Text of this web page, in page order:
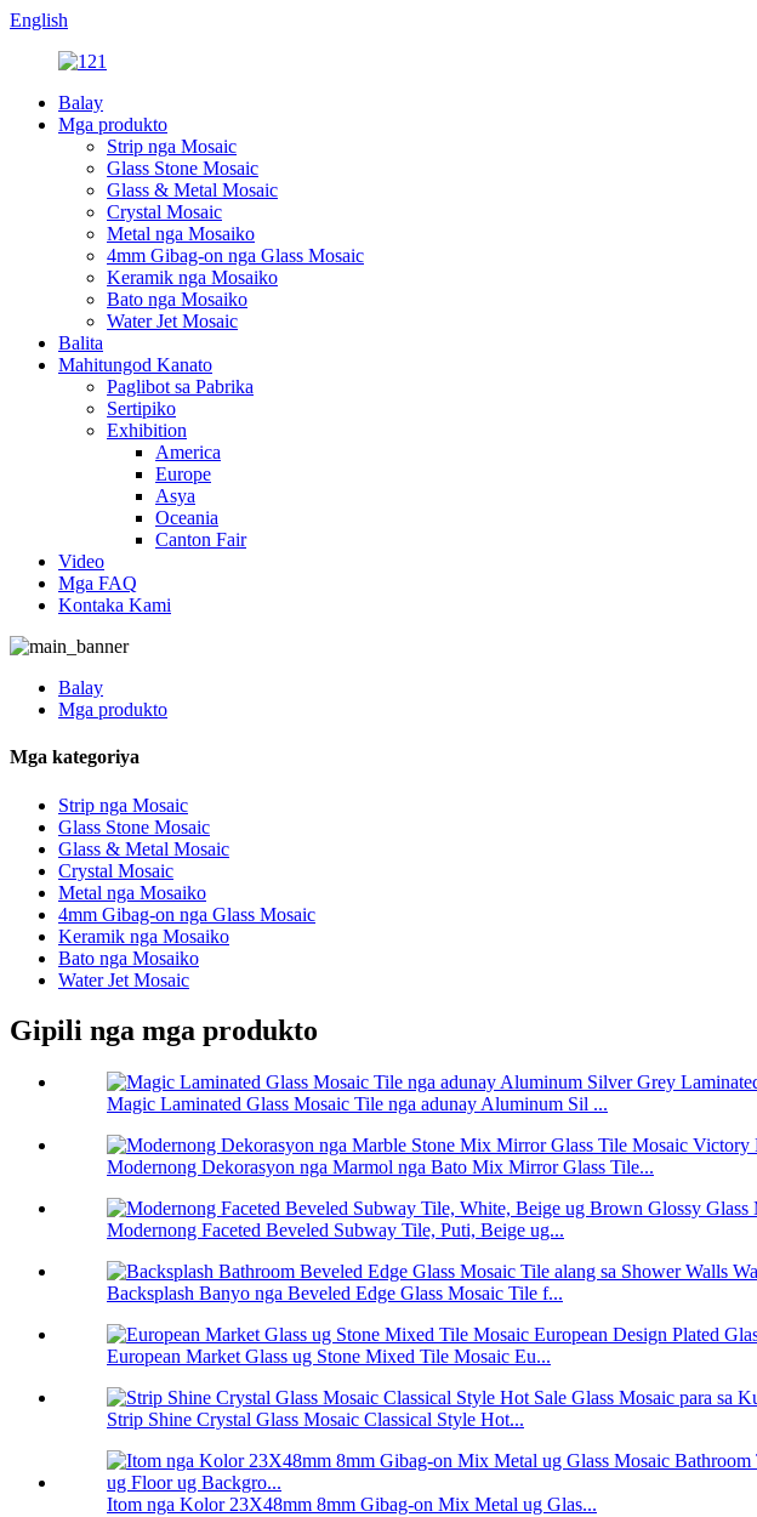
English
Balay
Mga produkto
Strip nga Mosaic
Glass Stone Mosaic
Glass & Metal Mosaic
Crystal Mosaic
Metal nga Mosaiko
4mm Gibag-on nga Glass Mosaic
Keramik nga Mosaiko
Bato nga Mosaiko
Water Jet Mosaic
Balita
Mahitungod Kanato
Paglibot sa Pabrika
Sertipiko
Exhibition
America
Europe
Asya
Oceania
Canton Fair
Video
Mga FAQ
Kontaka Kami
Balay
Mga produkto
Mga kategoriya
Strip nga Mosaic
Glass Stone Mosaic
Glass & Metal Mosaic
Crystal Mosaic
Metal nga Mosaiko
4mm Gibag-on nga Glass Mosaic
Keramik nga Mosaiko
Bato nga Mosaiko
Water Jet Mosaic
Gipili nga mga produkto
Magic Laminated Glass Mosaic Tile nga adunay Aluminum Sil ...
Modernong Dekorasyon nga Marmol nga Bato Mix Mirror Glass Tile...
Modernong Faceted Beveled Subway Tile, Puti, Beige ug...
Backsplash Banyo nga Beveled Edge Glass Mosaic Tile f...
European Market Glass ug Stone Mixed Tile Mosaic Eu...
Strip Shine Crystal Glass Mosaic Classical Style Hot...
Itom nga Kolor 23X48mm 8mm Gibag-on Mix Metal ug Glas...